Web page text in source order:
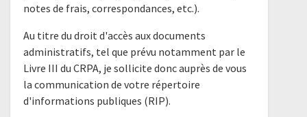
notes de frais, correspondances, etc.).
Au titre du droit d'accès aux documents
administratifs, tel que prévu notamment par le
Livre III du CRPA, je sollicite donc auprès de vous
la communication de votre répertoire
d'informations publiques (RIP).